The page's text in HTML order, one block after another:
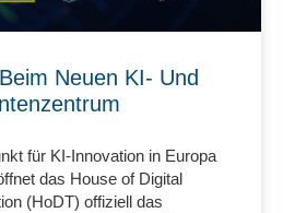
Neuen KI- Und
für KI-Innovation in Europa
das House of Digital
(HoDT) offiziell das